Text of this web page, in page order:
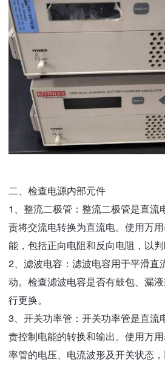
二、检查电源内部元件
1、整流二极管：整流二极管是直流
责将交流电转换为直流电。使用万
能，包括正向电阻和反向电阻，以判
2、滤波电容：滤波电容用于平滑直
动。检查滤波电容是否有鼓包、漏
行更换。
3、开关功率管：开关功率管是直流
责控制电能的转换和输出。使用万
率管的电压、电流波形及开关状态